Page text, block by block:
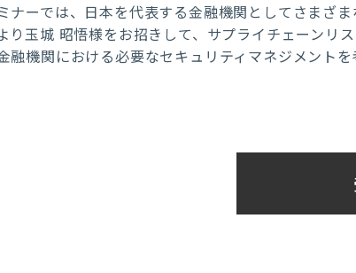
ナーでは、日本を代表する金融機関としてさまざ
り玉城 昭悟様をお招きして、サプライチェーンリ
融機関における必要なセキュリティマネジメントを